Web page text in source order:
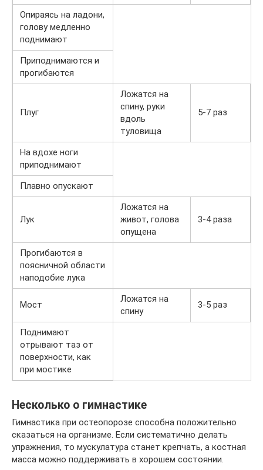
Опираясь на ладони,
голову медленно
поднимают
Приподнимаются и
прогибаются
Плуг
Ложатся на
спину, руки
вдоль
туловища
5-7 раз
На вдохе ноги
приподнимают
Плавно опускают
Лук
Ложатся на
живот, голова
опущена
3-4 раза
Прогибаются в
поясничной области
наподобие лука
Мост
Ложатся на
спину
3-5 раз
Поднимают
отрывают таз от
поверхности, как
при мостике
Несколько о гимнастике
Гимнастика при остеопорозе способна положительно
сказаться на организме. Если систематично делать
упражнения, то мускулатура станет крепчать, а костная
масса можно поддерживать в хорошем состоянии.